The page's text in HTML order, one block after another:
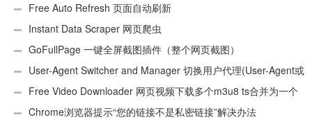
件 Free Auto Refresh 页面自动刷新
Instant Data Scraper 网页爬虫
GoFullPage 一键全屏截图插件（整个网页截图）
User-Agent Switcher and Manager 切换用户代理(User-Agent或
UA)Free Video Downloader 网页视频下载多个m3u8 ts合并为一个
ts文件Chrome浏览器提示“您的链接不是私密链接”解决办法